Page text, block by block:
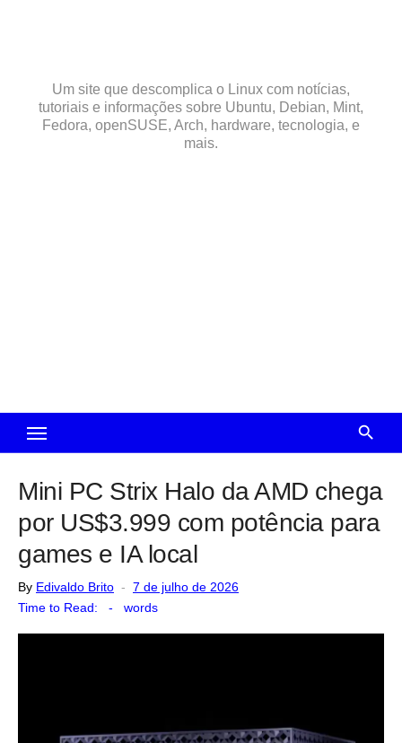
Um site que descomplica o Linux com notícias,
tutoriais e informações sobre Ubuntu, Debian, Mint,
Fedora, openSUSE, Arch, hardware, tecnologia, e
mais.
Mini PC Strix Halo da AMD chega
por US$3.999 com potência para
games e IA local
By Edivaldo Brito
Posted
7 de julho de 2026
Time to Read:
- words